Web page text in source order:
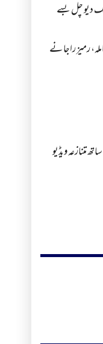
دیو چل بسے
رمیز راجا نے
متنازعہ ویڈیو